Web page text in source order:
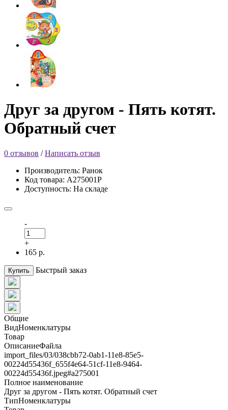
Друг за другом - Пять котят.
Обратный счет
0 отзывов /Написать отзыв
Производитель: Ранок
Код товара: А275001Р
Доступность: На складе
-
+
165 р.
Купить Быстрый заказ
Общие
ВидНоменклатуры
Товар
ОписаниеФайла
import_files/03/038cbb72-0ab1-11e8-85e5-
00224d55436f_655f4e64-51cf-11e8-9464-
00224d55436f.jpeg#а275001
Полное наименование
Друг за другом - Пять котят. Обратный счет
ТипНоменклатуры